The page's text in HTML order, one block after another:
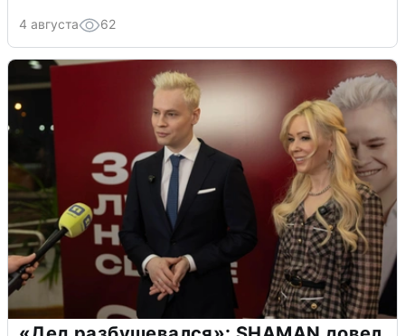
4 августа 62